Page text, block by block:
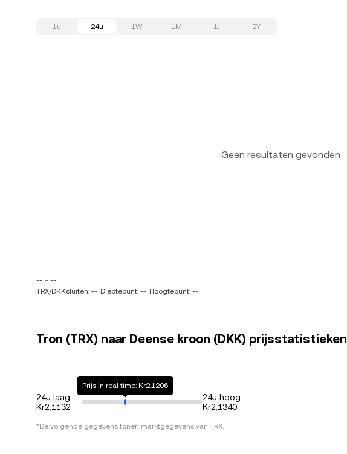
1u 24u 1W 1M 1J 2Y
Geen resultaten gevonden
-- ~ --
TRX/DKKsluiten: -- Dieptepunt: -- Hoogtepunt: --
Tron (TRX) naar Deense kroon (DKK) prijsstatistieken
24u laag
Kr2,1132
Prijs in real time: Kr2,1206
24u hoog
Kr2,1340
*De volgende gegevens tonen marktgegevens van TRX.